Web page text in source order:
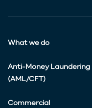
What we do
Anti-Money Laundering
(AML/CFT)
Commercial